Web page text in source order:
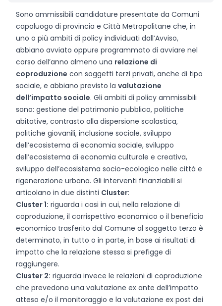
Sono ammissibili candidature presentate da Comuni
capoluogo di provincia e Città Metropolitane che, in
uno o più ambiti di policy individuati dall’Avviso,
abbiano avviato oppure programmato di avviare nel
corso dell’anno almeno una relazione di
coproduzione con soggetti terzi privati, anche di tipo
sociale, e abbiano previsto la valutazione
dell’impatto sociale. Gli ambiti di policy ammissibili
sono: gestione del patrimonio pubblico, politiche
abitative, contrasto alla dispersione scolastica,
politiche giovanili, inclusione sociale, sviluppo
dell’ecosistema di economia sociale, sviluppo
dell’ecosistema di economia culturale e creativa,
sviluppo dell’ecosistema socio-ecologico nelle città e
rigenerazione urbana. Gli interventi finanziabili si
articolano in due distinti Cluster:
Cluster 1: riguarda i casi in cui, nella relazione di
coproduzione, il corrispettivo economico o il beneficio
economico trasferito dal Comune al soggetto terzo è
determinato, in tutto o in parte, in base ai risultati di
impatto che la relazione stessa si prefigge di
raggiungere.
Cluster 2: riguarda invece le relazioni di coproduzione
che prevedono una valutazione ex ante dell’impatto
atteso e/o il monitoraggio e la valutazione ex post dei